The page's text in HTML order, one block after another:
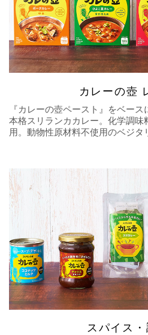
カレーの壺
『カレーの壺ペースト』をベー
本格スリランカカレー。化学調味
用。動物性原材料不使用のベジタ
スパイス